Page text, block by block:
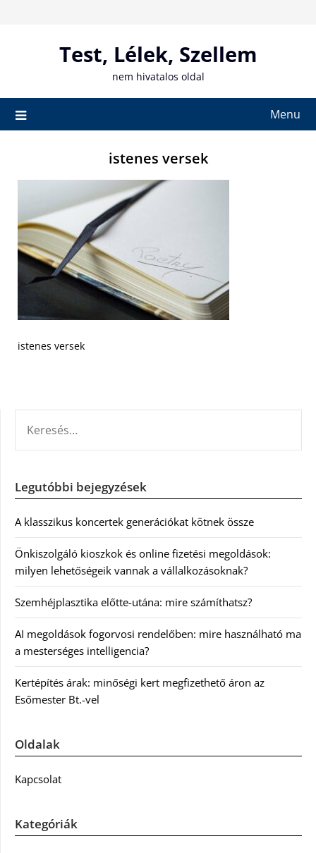
Test, Lélek, Szellem
nem hivatalos oldal
Menu
istenes versek
istenes versek
Legutóbbi bejegyzések
A klasszikus koncertek generációkat kötnek össze
Önkiszolgáló kioszkok és online fizetési megoldások:
milyen lehetőségeik vannak a vállalkozásoknak?
Szemhéjplasztika előtte-utána: mire számíthatsz?
AI megoldások fogorvosi rendelőben: mire használható ma
a mesterséges intelligencia?
Kertépítés árak: minőségi kert megfizethető áron az
Esőmester Bt.-vel
Oldalak
Kapcsolat
Kategóriák